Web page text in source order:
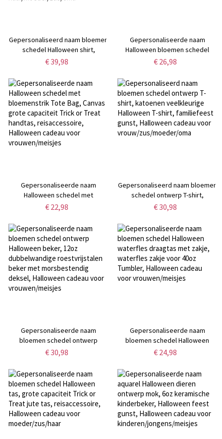
Gepersonaliseerd naam bloemen
schedel Halloween shirt,
veelkleurige sweatshirt/pullover
Halloween cadeau voor
haar/moeder/zus/oma
€ 39,98
Gepersonaliseerde naam
Halloween bloemen schedel
ontwerp emaille mok, 11oz
mok met handvat, Halloween
cadeau voor familie/meisjes
€ 26,98
Gepersonaliseerde naam
Halloween schedel met
bloemenstrik Tote Bag, Canvas
handtas, reisaccessoire,
Halloween cadeau voor
vrouwen/meisjes
€ 22,98
Gepersonaliseerd naam bloemen
schedel ontwerp T-shirt,
katoenen veelkleurige Halloween
Halloween cadeau voor
vrouw/zus/moeder/oma
€ 30,98
Gepersonaliseerde naam
bloemen schedel ontwerp
Halloween beker, 12oz
beker met morsbestendig
deksel, Halloween cadeau voor
vrouwen/meisjes
€ 30,98
Gepersonaliseerde naam
bloemen schedel Halloween
waterfles draagtas met zakje,
Tumbler, Halloween cadeau voor
vrouwen/meisjes
€ 24,98